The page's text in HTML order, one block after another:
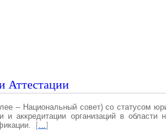
Аттестации
– Национальный совет) со статусом
и аккредитации организаций в
[…]